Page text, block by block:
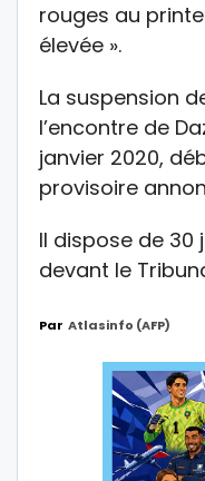
rouges au
élevée ».
La suspension
l’encontre de
janvier 2020,
provisoire
Il dispose de
devant le
Par Atlasinfo (AFP)